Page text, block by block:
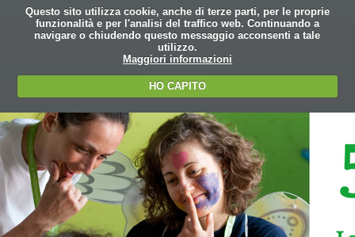
Questo sito utilizza cookie, anche di terze parti, per le proprie
funzionalità e per l'analisi del traffico web. Continuando a
navigare o chiudendo questo messaggio acconsenti a tale
utilizzo.
Maggiori informazioni
HO CAPITO